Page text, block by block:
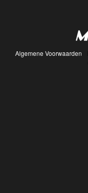
Algemene Voorwaarden